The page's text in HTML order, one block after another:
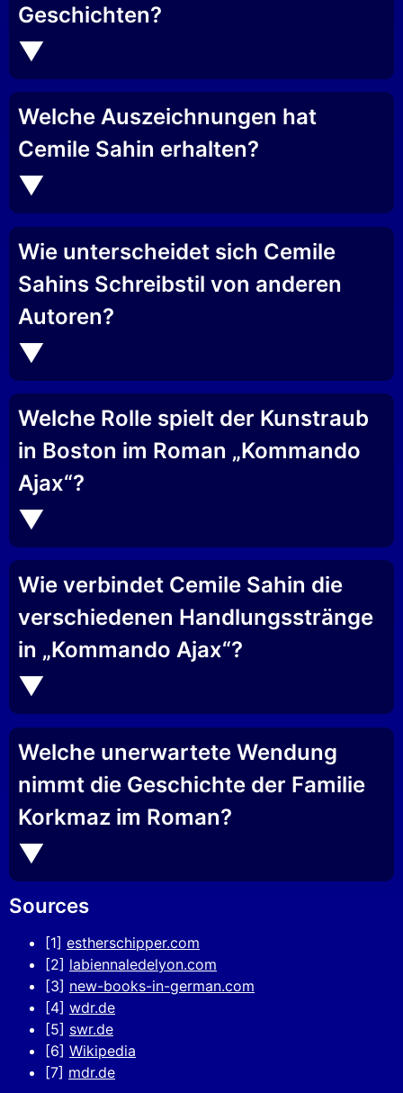
Geschichten?
Welche Auszeichnungen hat
Cemile Sahin erhalten?
Wie unterscheidet sich Cemile
Sahins Schreibstil von anderen
Autoren?
Welche Rolle spielt der Kunstraub
in Boston im Roman „Kommando
Ajax“?
Wie verbindet Cemile Sahin die
verschiedenen Handlungsstränge
in „Kommando Ajax“?
Welche unerwartete Wendung
nimmt die Geschichte der Familie
Korkmaz im Roman?
Sources
[1] estherschipper.com
[2] labiennaledelyon.com
[3] new-books-in-german.com
[4] wdr.de
[5] swr.de
[6] Wikipedia
[7] mdr.de